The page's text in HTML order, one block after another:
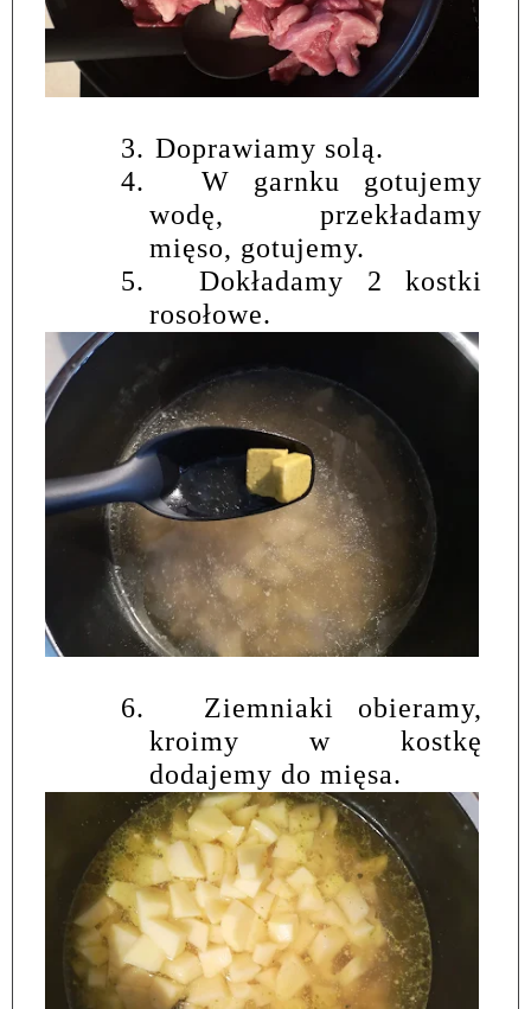
3. Doprawiamy solą.
4.
W garnku gotujemy
wodę, przekładamy
mięso, gotujemy.
5.
Dokładamy 2 kostki
rosołowe.
6.
Ziemniaki obieramy,
kroimy w kostkę
dodajemy do mięsa.